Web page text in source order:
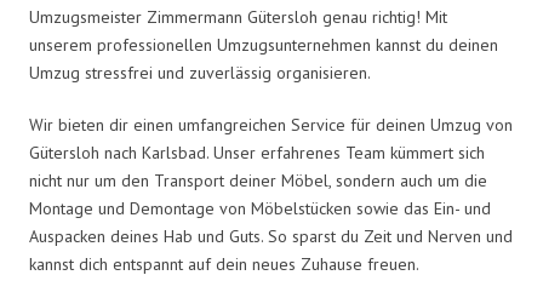
Umzugsmeister Zimmermann Gütersloh genau richtig! Mit
unserem professionellen Umzugsunternehmen kannst du deinen
Umzug stressfrei und zuverlässig organisieren.
Wir bieten dir einen umfangreichen Service für deinen Umzug von
Gütersloh nach Karlsbad. Unser erfahrenes Team kümmert sich
nicht nur um den Transport deiner Möbel, sondern auch um die
Montage und Demontage von Möbelstücken sowie das Ein- und
Auspacken deines Hab und Guts. So sparst du Zeit und Nerven und
kannst dich entspannt auf dein neues Zuhause freuen.